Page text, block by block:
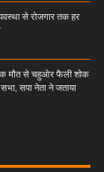
से रोजगार तक हर
मौत से चहुओर फैली शोक
सपा नेता ने जताया